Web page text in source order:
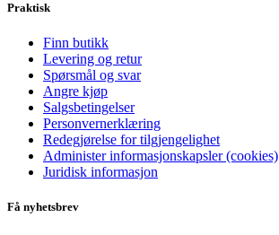
Praktisk
Finn butikk
Levering og retur
Spørsmål og svar
Angre kjøp
Salgsbetingelser
Personvernerklæring
Redegjørelse for tilgjengelighet
Administer informasjonskapsler (cookies)
Juridisk informasjon
Få nyhetsbrev